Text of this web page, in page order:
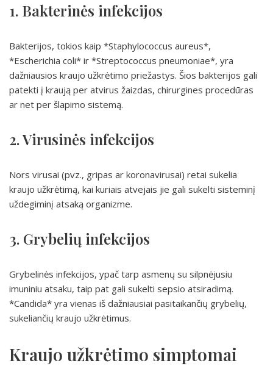
1. Bakterinės infekcijos
Bakterijos, tokios kaip *Staphylococcus aureus*,
*Escherichia coli* ir *Streptococcus pneumoniae*, yra
dažniausios kraujo užkrėtimo priežastys. Šios bakterijos gali
patekti į kraują per atvirus žaizdas, chirurgines procedūras
ar net per šlapimo sistemą.
2. Virusinės infekcijos
Nors virusai (pvz., gripas ar koronavirusai) retai sukelia
kraujo užkrėtimą, kai kuriais atvejais jie gali sukelti sisteminį
uždegiminį atsaką organizme.
3. Grybelių infekcijos
Grybelinės infekcijos, ypač tarp asmenų su silpnėjusiu
imuniniu atsaku, taip pat gali sukelti sepsio atsiradimą.
*Candida* yra vienas iš dažniausiai pasitaikančių grybelių,
sukeliančių kraujo užkrėtimus.
Kraujo užkrėtimo simptomai